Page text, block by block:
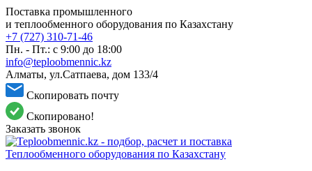
Поставка промышленного
и теплообменного оборудования по Казахстану
+7 (727) 310-71-46
Пн. - Пт.: с 9:00 до 18:00
info@teploobmennic.kz
Алматы, ул.Сатпаева, дом 133/4
Скопировать почту
Скопировано!
Заказать звонок